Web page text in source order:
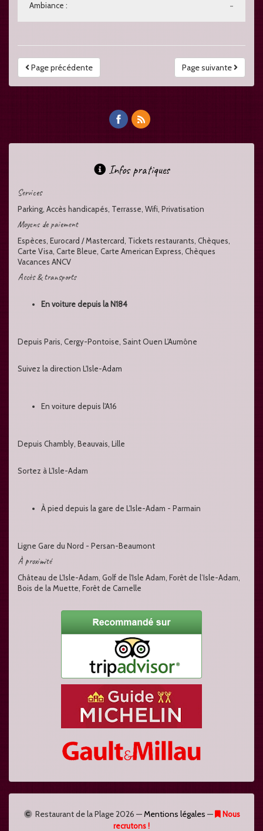
-
Ambiance :
Page suivante
Page précédente
Infos pratiques
Services
Parking, Accès handicapés, Terrasse, Wifi, Privatisation
Moyens de paiement
Espèces, Eurocard / Mastercard, Tickets restaurants, Chèques,
Carte Visa, Carte Bleue, Carte American Express, Chèques
Vacances ANCV
Accès & transports
En voiture depuis la N184
Depuis Paris, Cergy-Pontoise, Saint Ouen L'Aumône
Suivez la direction L'Isle-Adam
En voiture depuis l'A16
Depuis Chambly, Beauvais, Lille
Sortez à L'Isle-Adam
À pied depuis la gare de L'Isle-Adam - Parmain
Ligne Gare du Nord - Persan-Beaumont
À proximité
Château de L'Isle-Adam, Golf de l'Isle Adam, Forêt de l’Isle-Adam,
Bois de la Muette, Forêt de Carnelle
Restaurant de la Plage2026 —Mentions légales —
Nous
recrutons !